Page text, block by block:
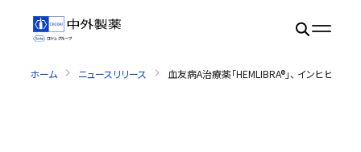
ホーム ニュースリリース 血友病A治療薬「HEMLIBRA®」、 インヒビタ